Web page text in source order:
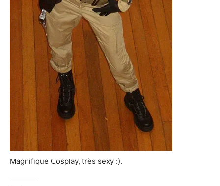
Magnifique Cosplay, très sexy :).